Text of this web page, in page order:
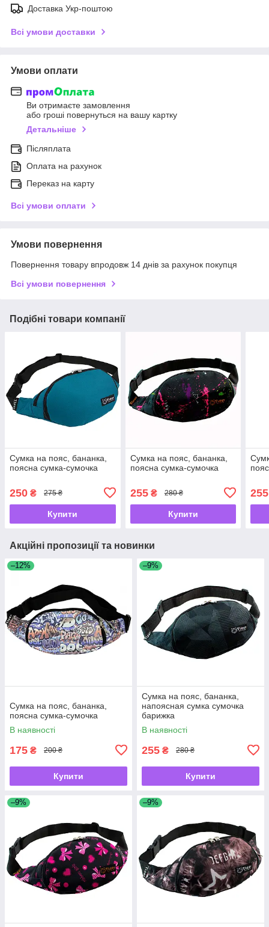
Доставка Укр-поштою
Всі умови доставки
Умови оплати
Ви отримаєте замовлення
або гроші повернуться на вашу картку
Детальніше
Післяплата
Оплата на рахунок
Переказ на карту
Всі умови оплати
Умови повернення
Повернення товару впродовж 14 днів за рахунок покупця
Всі умови повернення
Подібні товари компанії
Сумка на пояс, бананка,
поясна сумка-сумочка
250 ₴ 275 ₴
Купити
Сумка на пояс, бананка,
поясна сумка-сумочка
255₴ 280 ₴
Купити
255
Акційні пропозиції та новинки
–12%
Сумка на пояс, бананка,
поясна сумка-сумочка
В наявності
175 ₴ 200 ₴
Купити
–9%
Сумка на пояс, бананка,
напоясная сумка сумочка
барижка
В наявності
255 ₴ 280 ₴
Купити
–9% –9%